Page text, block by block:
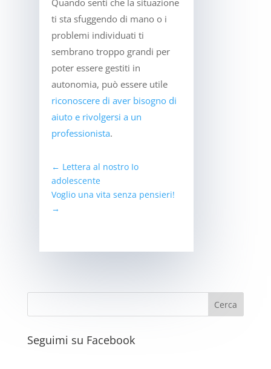
Quando senti che la situazione
ti sta sfuggendo di mano o i
problemi individuati ti
sembrano troppo grandi per
poter essere gestiti in
autonomia, può essere utile
riconoscere di aver bisogno di
aiuto e rivolgersi a un
professionista.
← Lettera al nostro Io
adolescente
Voglio una vita senza pensieri!
→
Seguimi su Facebook